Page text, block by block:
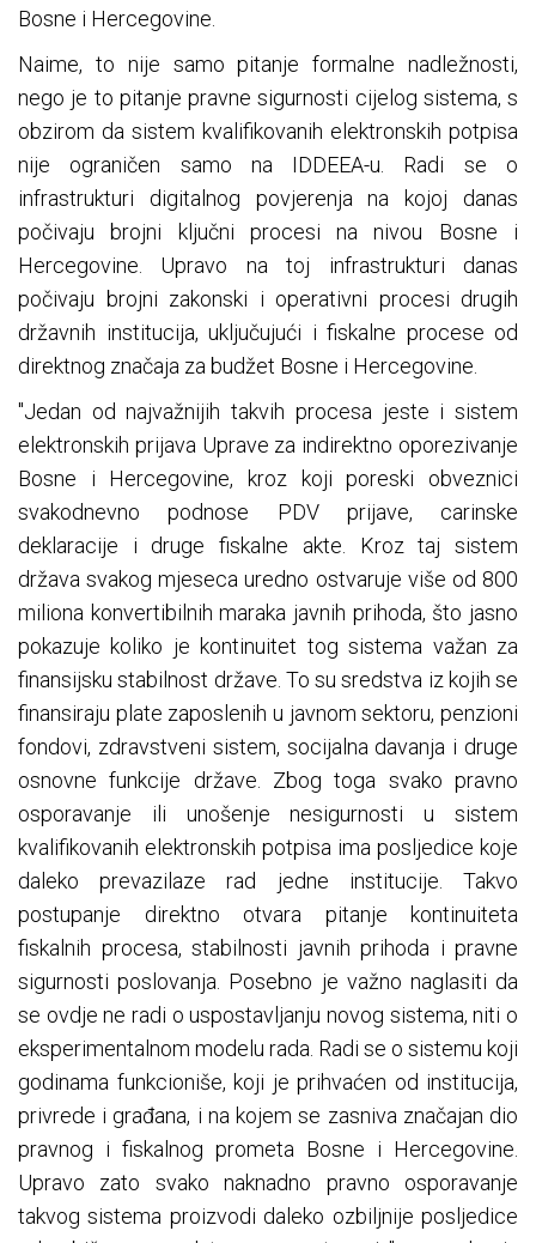
Bosne i Hercegovine.
Naime, to nije samo pitanje formalne nadležnosti,
nego je to pitanje pravne sigurnosti cijelog sistema, s
obzirom da sistem kvalifikovanih elektronskih potpisa
nije ograničen samo na IDDEEA-u. Radi se o
infrastrukturi digitalnog povjerenja na kojoj danas
počivaju brojni ključni procesi na nivou Bosne i
Hercegovine. Upravo na toj infrastrukturi danas
počivaju brojni zakonski i operativni procesi drugih
državnih institucija, uključujući i fiskalne procese od
direktnog značaja za budžet Bosne i Hercegovine.
"Jedan od najvažnijih takvih procesa jeste i sistem
elektronskih prijava Uprave za indirektno oporezivanje
Bosne i Hercegovine, kroz koji poreski obveznici
svakodnevno podnose PDV prijave, carinske
deklaracije i druge fiskalne akte. Kroz taj sistem
država svakog mjeseca uredno ostvaruje više od 800
miliona konvertibilnih maraka javnih prihoda, što jasno
pokazuje koliko je kontinuitet tog sistema važan za
finansijsku stabilnost države. To su sredstva iz kojih se
finansiraju plate zaposlenih u javnom sektoru, penzioni
fondovi, zdravstveni sistem, socijalna davanja i druge
osnovne funkcije države. Zbog toga svako pravno
osporavanje ili unošenje nesigurnosti u sistem
kvalifikovanih elektronskih potpisa ima posljedice koje
daleko prevazilaze rad jedne institucije. Takvo
postupanje direktno otvara pitanje kontinuiteta
fiskalnih procesa, stabilnosti javnih prihoda i pravne
sigurnosti poslovanja. Posebno je važno naglasiti da
se ovdje ne radi o uspostavljanju novog sistema, niti o
eksperimentalnom modelu rada. Radi se o sistemu koji
godinama funkcioniše, koji je prihvaćen od institucija,
privrede i građana, i na kojem se zasniva značajan dio
pravnog i fiskalnog prometa Bosne i Hercegovine.
Upravo zato svako naknadno pravno osporavanje
takvog sistema proizvodi daleko ozbiljnije posljedice